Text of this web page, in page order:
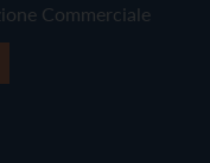
Commerciale